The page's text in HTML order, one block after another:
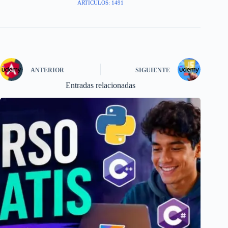
ARTÍCULOS: 1491
ANTERIOR SIGUIENTE
Entradas relacionadas